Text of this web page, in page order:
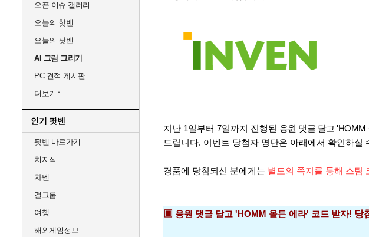
오픈 이슈 갤러리
오늘의 핫벤
오늘의 팟벤
AI 그림 그리기
PC 견적 게시판
더보기
인기 팟벤
팟벤 바로가기
치지직
차벤
걸그룹
여행
해외게임정보
지난 1일부터 7일까지 진행된 응원 댓글 달고 'HOMM
드립니다. 이벤트 당첨자 명단은 아래에서 확인하실
경품에 당첨되신 분에게는 별도의 쪽지를 통해 스팀
▣ 응원 댓글 달고 'HOMM 올든 에라' 코드 받자! 당